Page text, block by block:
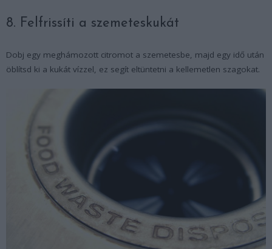
8. Felfrissíti a szemeteskukát
Dobj egy meghámozott citromot a szemetesbe, majd egy idő után
öblítsd ki a kukát vízzel, ez segít eltüntetni a kellemetlen szagokat.